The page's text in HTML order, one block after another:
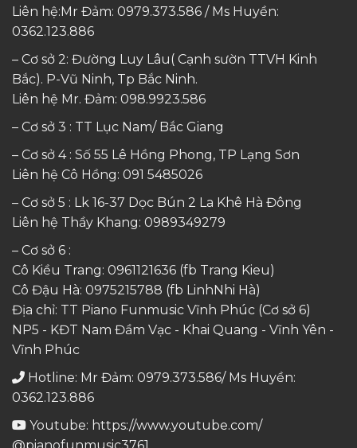
Liên hệ:Mr Đảm: 0979.373.586 / Ms Huyền:
0362.123.886
– Cơ sở 2: Đường Luy Lâu( Cạnh sườn TTVH Kinh
Bắc). P-Vũ Ninh, Tp Bắc Ninh.
Liên hệ Mr. Đảm: 098.9923.586
– Cơ sở 3 : TT Lục Nam/ Bắc Giang
– Cơ sở 4 : Số 55 Lê Hồng Phong, TP Lạng Sơn
Liên hệ Cô Hồng: 091 5485026
– Cơ sở 5 : Lk 16-37 Dọc Bún 2 La Khê Hà Đông
Liên hệ Thầy Khang: 0989349279
– Cơ sở 6 :
Cô Kiều Trang: 0961121636 (fb Trang Kieu)
Cô Đậu Hà: 0975215788 (fb LinhNhi Hà)
Địa chỉ: TT Piano Funmusic Vĩnh Phúc (Cơ sở 6)
NP5 - KĐT Nam Đầm Vạc - Khai Quang - Vĩnh Yên -
Vĩnh Phúc
Hotline: Mr Đảm: 0979.373.586/ Ms Huyền:
0362.123.886
Youtube: https://www.youtube.com/